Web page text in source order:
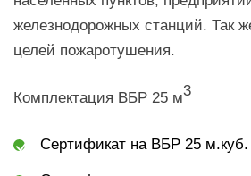
железнодорожных станций. Так
целей пожаротушения.
Комплектация ВБР 25 м3
Сертификат на ВБР 25 м.куб.